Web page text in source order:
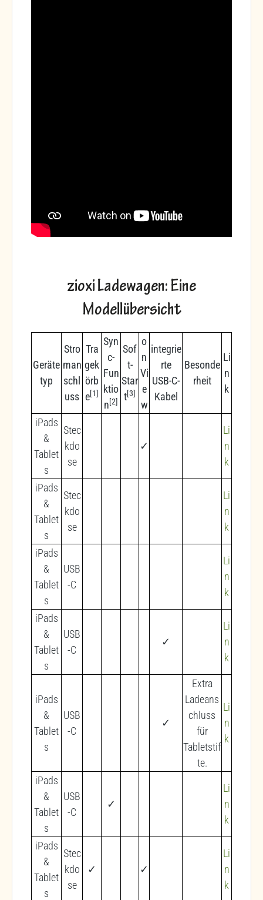
zioxi Ladewagen: Eine
Modellübersicht
Geräte
typ
Stro
man
schl
uss
Tra
gek
örb
e[1]
Syn
c-
Fun
ktio
n[2]
Sof
t-
Star
t[3]
o
n
Vi
e
w
integrie
rte
USB-C-
Kabel
Besonde
rheit
Li
n
k
iPads
&
Tablet
s
Stec
kdo
se
✓
Li
n
k
iPads
&
Tablet
s
Stec
kdo
se
Li
n
k
iPads
&
Tablet
s
USB
-C
Li
n
k
iPads
&
Tablet
s
USB
-C
✓
Li
n
k
iPads
&
Tablet
s
USB
-C
✓
Extra
Ladeans
chluss
für
Tabletstif
te.
Li
n
k
iPads
&
Tablet
s
USB
-C
✓
Li
n
k
iPads
&
Tablet
s
Stec
kdo
se
✓ ✓
Li
n
k